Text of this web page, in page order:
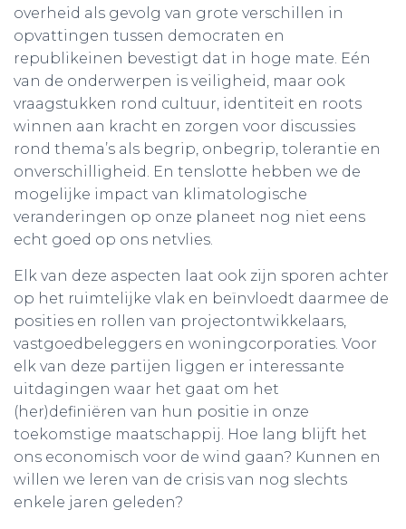
overheid als gevolg van grote verschillen in
opvattingen tussen democraten en
republikeinen bevestigt dat in hoge mate. Eén
van de onderwerpen is veiligheid, maar ook
vraagstukken rond cultuur, identiteit en roots
winnen aan kracht en zorgen voor discussies
rond thema’s als begrip, onbegrip, tolerantie en
onverschilligheid. En tenslotte hebben we de
mogelijke impact van klimatologische
veranderingen op onze planeet nog niet eens
echt goed op ons netvlies.
Elk van deze aspecten laat ook zijn sporen achter
op het ruimtelijke vlak en beïnvloedt daarmee de
posities en rollen van projectontwikkelaars,
vastgoedbeleggers en woningcorporaties. Voor
elk van deze partijen liggen er interessante
uitdagingen waar het gaat om het
(her)definiëren van hun positie in onze
toekomstige maatschappij. Hoe lang blijft het
ons economisch voor de wind gaan? Kunnen en
willen we leren van de crisis van nog slechts
enkele jaren geleden?